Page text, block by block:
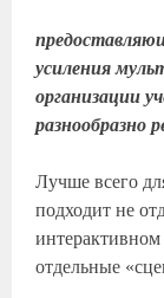
усиления
организации
разнообразно
Лучше всего
подходит не
отдельные